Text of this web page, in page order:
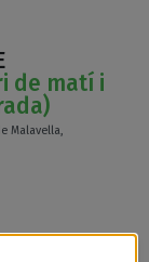
de matí i
Malavella,